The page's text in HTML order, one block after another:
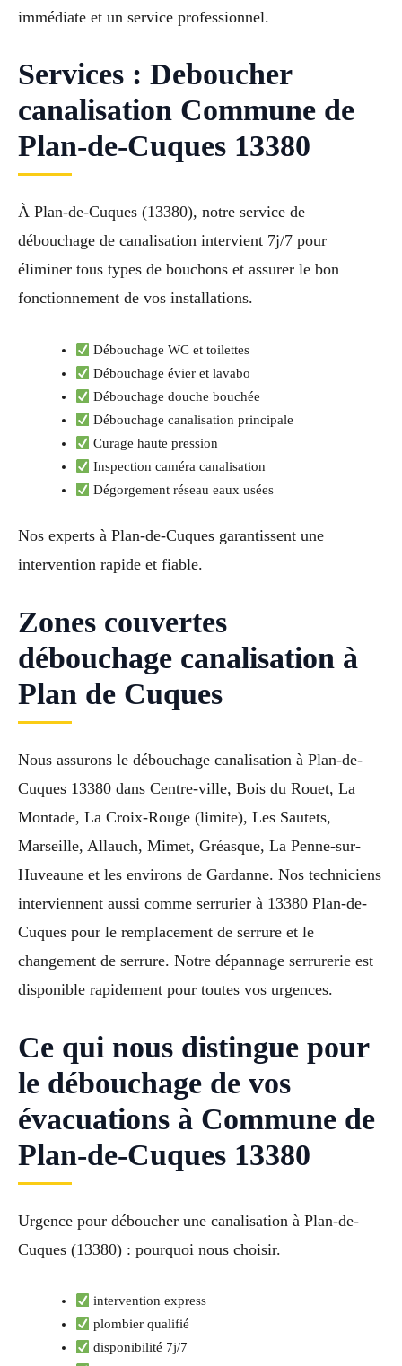
immédiate et un service professionnel.
Services : Deboucher
canalisation Commune de
Plan-de-Cuques 13380
À Plan-de-Cuques (13380), notre service de
débouchage de canalisation intervient 7j/7 pour
éliminer tous types de bouchons et assurer le bon
fonctionnement de vos installations.
Débouchage WC et toilettes
Débouchage évier et lavabo
Débouchage douche bouchée
Débouchage canalisation principale
Curage haute pression
Inspection caméra canalisation
Dégorgement réseau eaux usées
Nos experts à Plan-de-Cuques garantissent une
intervention rapide et fiable.
Zones couvertes
débouchage canalisation à
Plan de Cuques
Nous assurons le débouchage canalisation à Plan-de-
Cuques 13380 dans Centre-ville, Bois du Rouet, La
Montade, La Croix-Rouge (limite), Les Sautets,
Marseille, Allauch, Mimet, Gréasque, La Penne-sur-
Huveaune et les environs de Gardanne. Nos techniciens
interviennent aussi comme serrurier à 13380 Plan-de-
Cuques pour le remplacement de serrure et le
changement de serrure. Notre dépannage serrurerie est
disponible rapidement pour toutes vos urgences.
Ce qui nous distingue pour
le débouchage de vos
évacuations à Commune de
Plan-de-Cuques 13380
Urgence pour déboucher une canalisation à Plan-de-
Cuques (13380) : pourquoi nous choisir.
intervention express
plombier qualifié
disponibilité 7j/7